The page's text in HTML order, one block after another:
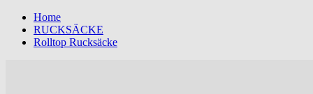
Home
RUCKSÄCKE
Rolltop Rucksäcke